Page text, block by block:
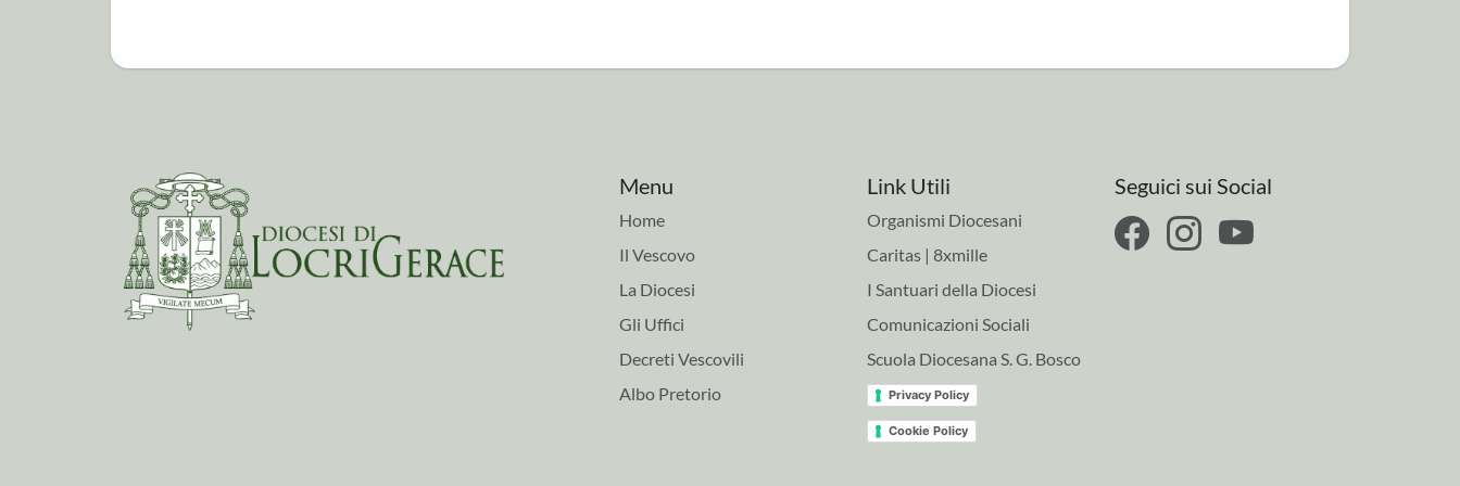
Menu
Home
Il Vescovo
La Diocesi
Gli Uffici
Decreti Vescovili
Albo Pretorio
Link Utili
Organismi Diocesani
Caritas | 8xmille
I Santuari della Diocesi
Comunicazioni Sociali
Scuola Diocesana S. G. Bosco
Privacy Policy
Cookie Policy
Seguici sui Social